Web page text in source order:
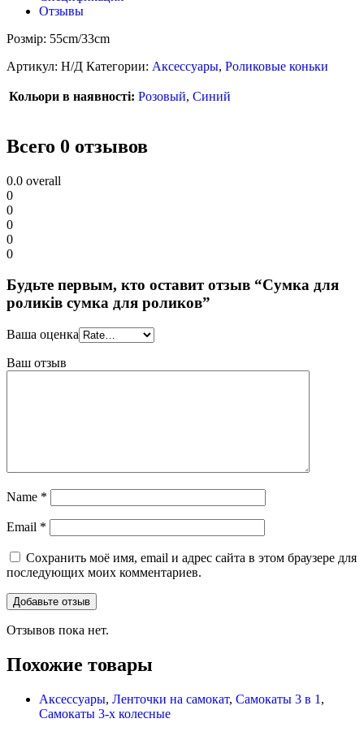
Отзывы
Розмір: 55cm/33cm
Артикул: Н/Д Категории: Аксессуары, Роликовые коньки
Кольори в наявності: Розовый, Синий
Всего 0 отзывов
0.0 overall
0
0
0
0
0
Будьте первым, кто оставит отзыв “Сумка для
роликів сумка для роликов”
Ваша оценка
Ваш отзыв
Name *
Email *
Сохранить моё имя, email и адрес сайта в этом браузере для
последующих моих комментариев.
Отзывов пока нет.
Похожие товары
Аксессуары, Ленточки на самокат, Самокаты 3 в 1 ,
Самокаты 3-х колесные